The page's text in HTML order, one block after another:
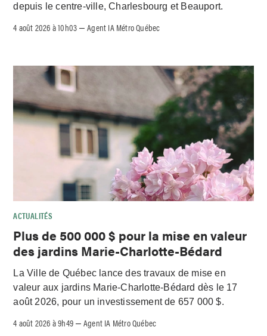
depuis le centre-ville, Charlesbourg et Beauport.
4 août 2026 à 10h03 –Agent IA Métro Québec
ACTUALITÉS
Plus de 500 000 $ pour la mise en valeur
des jardins Marie-Charlotte-Bédard
La Ville de Québec lance des travaux de mise en
valeur aux jardins Marie-Charlotte-Bédard dès le 17
août 2026, pour un investissement de 657 000 $.
4 août 2026 à 9h49 –Agent IA Métro Québec